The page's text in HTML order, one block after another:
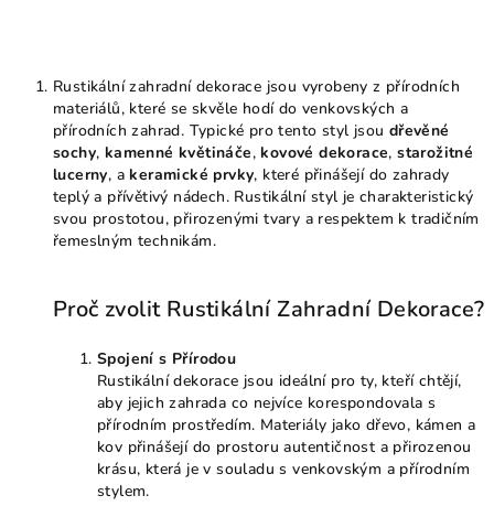
Rustikální zahradní dekorace jsou vyrobeny z přírodních
materiálů, které se skvěle hodí do venkovských a
přírodních zahrad. Typické pro tento styl jsou dřevěné
sochy, kamenné květináče, kovové dekorace,starožitné
lucerny, a keramické prvky, které přinášejí do zahrady
teplý a přívětivý nádech. Rustikální styl je charakteristický
svou prostotou, přirozenými tvary a respektem k tradičním
řemeslným technikám.
Proč zvolit Rustikální Zahradní Dekorace?
Spojení s Přírodou
Rustikální dekorace jsou ideální pro ty, kteří chtějí,
aby jejich zahrada co nejvíce korespondovala s
přírodním prostředím. Materiály jako dřevo, kámen a
kov přinášejí do prostoru autentičnost a přirozenou
krásu, která je v souladu s venkovským a přírodním
stylem.